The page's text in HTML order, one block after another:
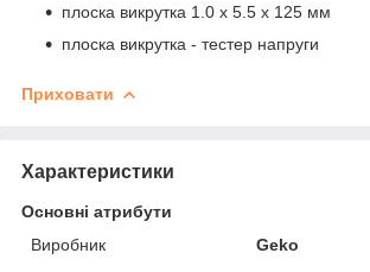
плоска викрутка 1.0 x 5.5 x 125 мм
плоска викрутка - тестер напруги
Приховати
Характеристики
Основні атрибути
Виробник
Geko